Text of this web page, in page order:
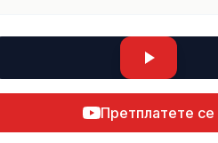
Претплатете се